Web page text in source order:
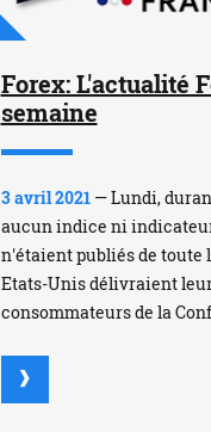
Forex: L'actualité
semaine
3 avril 2021— Lundi,
aucun indice ni
n'étaient publiés de toute
Etats-Unis délivraient
consommateurs de la